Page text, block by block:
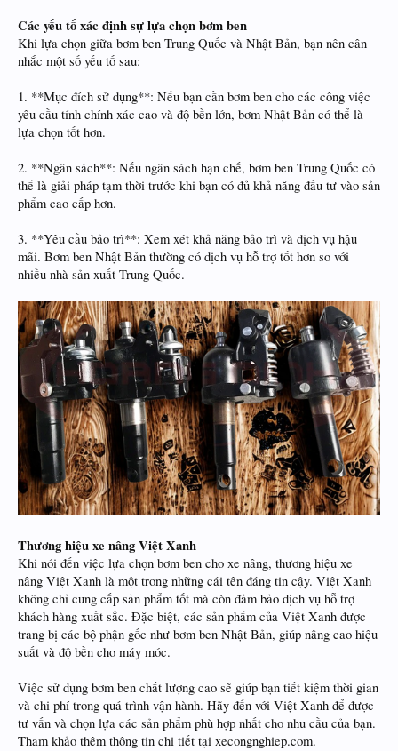
Các yếu tố xác định sự lựa chọn bơm ben
Khi lựa chọn giữa bơm ben Trung Quốc và Nhật Bản, bạn nên cân
nhắc một số yếu tố sau:
1. **Mục đích sử dụng**: Nếu bạn cần bơm ben cho các công việc
yêu cầu tính chính xác cao và độ bền lớn, bơm Nhật Bản có thể là
lựa chọn tốt hơn.
2. **Ngân sách**: Nếu ngân sách hạn chế, bơm ben Trung Quốc có
thể là giải pháp tạm thời trước khi bạn có đủ khả năng đầu tư vào sản
phẩm cao cấp hơn.
3. **Yêu cầu bảo trì**: Xem xét khả năng bảo trì và dịch vụ hậu
mãi. Bơm ben Nhật Bản thường có dịch vụ hỗ trợ tốt hơn so với
nhiều nhà sản xuất Trung Quốc.
Thương hiệu xe nâng Việt Xanh
Khi nói đến việc lựa chọn bơm ben cho xe nâng, thương hiệu xe
nâng Việt Xanh là một trong những cái tên đáng tin cậy. Việt Xanh
không chỉ cung cấp sản phẩm tốt mà còn đảm bảo dịch vụ hỗ trợ
khách hàng xuất sắc. Đặc biệt, các sản phẩm của Việt Xanh được
trang bị các bộ phận gốc như bơm ben Nhật Bản, giúp nâng cao hiệu
suất và độ bền cho máy móc.
Việc sử dụng bơm ben chất lượng cao sẽ giúp bạn tiết kiệm thời gian
và chi phí trong quá trình vận hành. Hãy đến với Việt Xanh để được
tư vấn và chọn lựa các sản phẩm phù hợp nhất cho nhu cầu của bạn.
Tham khảo thêm thông tin chi tiết tại xecongnghiep.com.